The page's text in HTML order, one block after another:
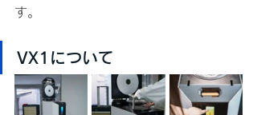
す。
VX1について